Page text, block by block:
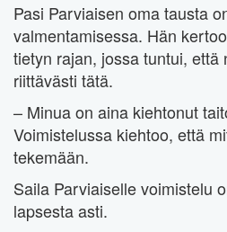
Pasi Parviaisen oma tausta
valmentamisessa. Hän
tietyn rajan, jossa tuntui, että
riittävästi tätä.
– Minua on aina kiehtonut
Voimistelussa kiehtoo, että
tekemään.
Saila Parviaiselle voimistelu
lapsesta asti.